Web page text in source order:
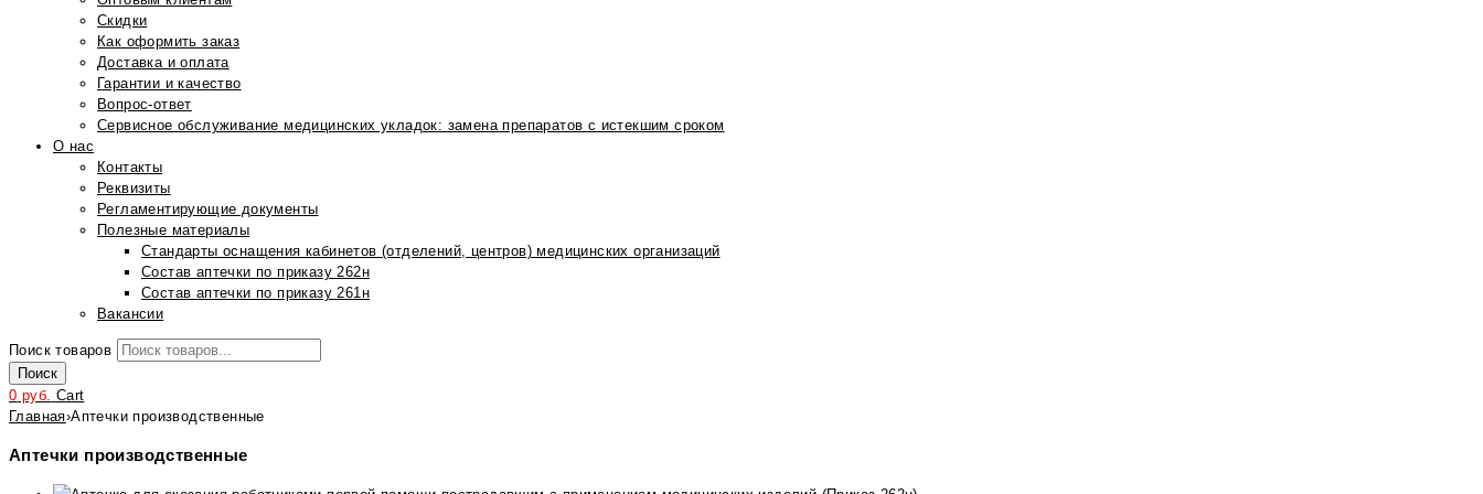
Скидки
Как оформить заказ
Доставка и оплата
Гарантии и качество
Вопрос-ответ
Сервисное обслуживание медицинских укладок: замена препаратов с истекшим сроком
О нас
Контакты
Реквизиты
Регламентирующие документы
Полезные материалы
Стандарты оснащения кабинетов (отделений, центров) медицинских организаций
Состав аптечки по приказу 262н
Состав аптечки по приказу 261н
Вакансии
Поиск товаров
Поиск
0 руб. Cart
Главная›Аптечки производственные
Аптечки производственные